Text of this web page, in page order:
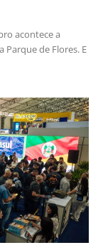
acontece a
de Flores. E